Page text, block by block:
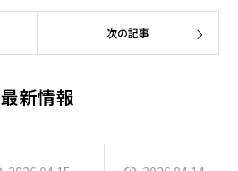
次の記事
最新情報